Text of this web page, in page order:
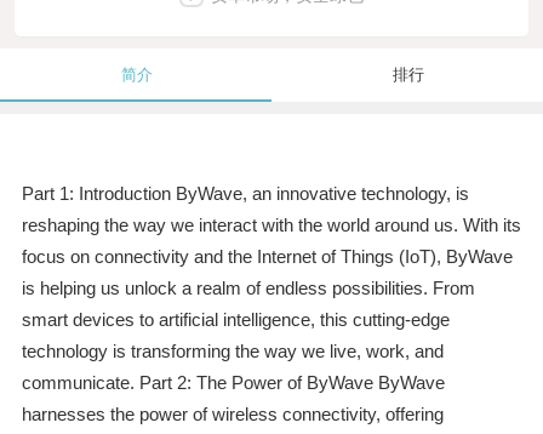
简介 排行
Part 1: Introduction ByWave, an innovative technology, is
reshaping the way we interact with the world around us. With its
focus on connectivity and the Internet of Things (IoT), ByWave
is helping us unlock a realm of endless possibilities. From
smart devices to artificial intelligence, this cutting-edge
technology is transforming the way we live, work, and
communicate. Part 2: The Power of ByWave ByWave
harnesses the power of wireless connectivity, offering